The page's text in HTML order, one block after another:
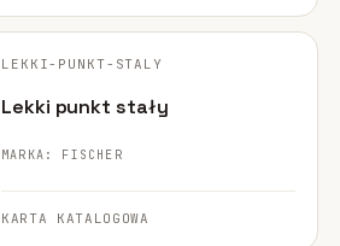
LEKKI-PUNKT-STALY
Lekki punkt stały
MARKA: FISCHER
KARTA KATALOGOWA